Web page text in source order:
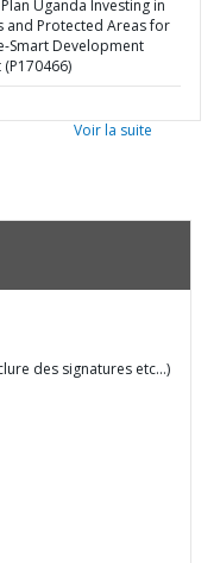
Uganda Investing in
and Protected Areas for
Smart Development
Voir la suite
des signatures etc…)